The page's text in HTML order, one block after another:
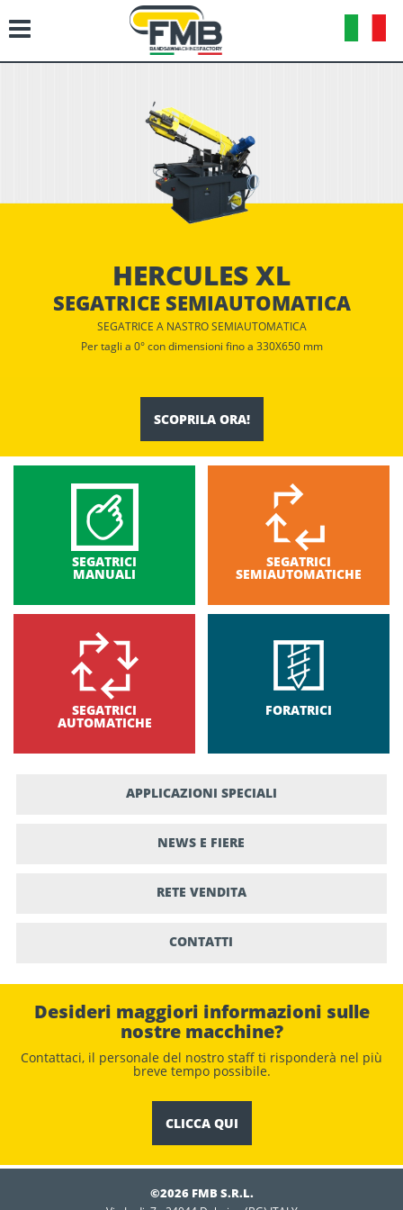
HERCULES XL
SEGATRICE SEMIAUTOMATICA
SEGATRICE A NASTRO SEMIAUTOMATICA
Per tagli a 0° con dimensioni fino a 330X650 mm
SCOPRILA ORA!
SEGATRICI
MANUALI
SEGATRICI
SEMIAUTOMATICHE
SEGATRICI
AUTOMATICHE
FORATRICI
APPLICAZIONI SPECIALI
NEWS E FIERE
RETE VENDITA
CONTATTI
Desideri maggiori informazioni sulle
nostre macchine?
Contattaci, il personale del nostro staﬀ ti risponderà nel più
breve tempo possibile.
CLICCA QUI
©2026 FMB S.R.L.